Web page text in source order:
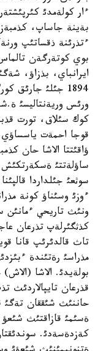
ءار كولةمدئ
بةينة جاساپ،
ءتذرئنة ذقساتئپ
بوي كوتةرگةن تالماس
ايرانباي، بذزاؤ،
1894 جئلئ
ورئس وريةنتاليسئ
كوك سئلاق، تورت
قوجا احمةت
ؤاقئتتا الاشا حان
ساؤلةتتئ ةسكةرتكئش
سوثعئ جئلداردا
ءوزئ وسئناؤ كونة
ونئث تاريحي ءمانئن
كذثگئرلةپ تذرعان
تاث قالدئرئپ قانا
مذراسئ رةتئندة
بولةيدئ. الاشا
قذرعان تايپالاردئث
حاننئث شئققان تةگئ
ةسئمئ قازاقتئث شئعؤ
كةزدةسةدئ.